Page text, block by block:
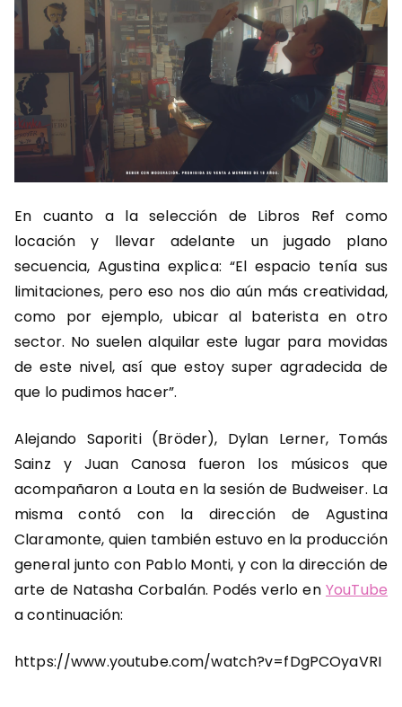
En cuanto a la selección de Libros Ref como
locación y llevar adelante un jugado plano
secuencia, Agustina explica: “El espacio tenía sus
limitaciones, pero eso nos dio aún más creatividad,
como por ejemplo, ubicar al baterista en otro
sector. No suelen alquilar este lugar para movidas
de este nivel, así que estoy super agradecida de
que lo pudimos hacer”.
Alejando Saporiti (Bröder), Dylan Lerner, Tomás
Sainz y Juan Canosa fueron los músicos que
acompañaron a Louta en la sesión de Budweiser. La
misma contó con la dirección de Agustina
Claramonte, quien también estuvo en la producción
general junto con Pablo Monti, y con la dirección de
arte de Natasha Corbalán. Podés verlo enYouTube
a continuación:
https://www.youtube.com/watch?v=fDgPCOyaVRI